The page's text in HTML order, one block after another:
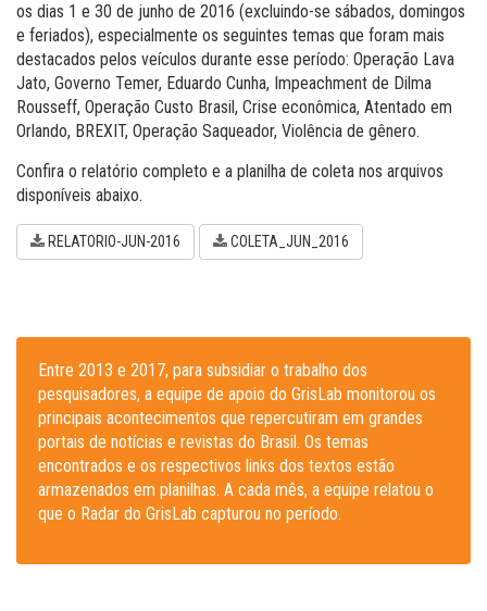
os dias 1 e 30 de junho de 2016 (excluindo-se sábados, domingos
e feriados), especialmente os seguintes temas que foram mais
destacados pelos veículos durante esse período: Operação Lava
Jato, Governo Temer, Eduardo Cunha, Impeachment de Dilma
Rousseff, Operação Custo Brasil, Crise econômica, Atentado em
Orlando, BREXIT, Operação Saqueador, Violência de gênero.
Confira o relatório completo e a planilha de coleta nos arquivos
disponíveis abaixo.
RELATORIO-JUN-2016 COLETA_JUN_2016
Entre 2013 e 2017, para subsidiar o trabalho dos
pesquisadores, a equipe de apoio do GrisLab monitorou os
principais acontecimentos que repercutiram em grandes
portais de notícias e revistas do Brasil. Os temas
encontrados e os respectivos links dos textos estão
armazenados em planilhas. A cada mês, a equipe relatou o
que o Radar do GrisLab capturou no período.